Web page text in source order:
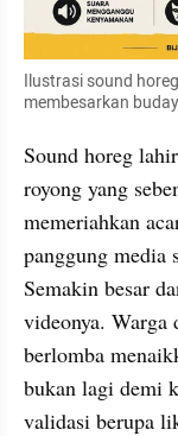
Ilustrasi sound
membesarkan
Sound horeg
royong yang
memeriahkan
panggung media
Semakin besar
videonya. Warga
berlomba
bukan lagi demi
validasi berupa